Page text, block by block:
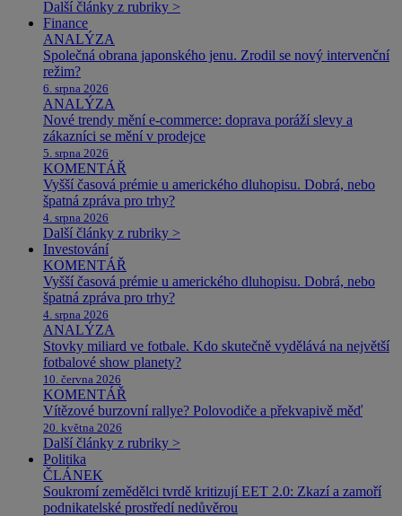
Další články z rubriky >
Finance
ANALÝZA
Společná obrana japonského jenu. Zrodil se nový intervenční
režim?
6. srpna 2026
ANALÝZA
Nové trendy mění e-commerce: doprava poráží slevy a
zákazníci se mění v prodejce
5. srpna 2026
KOMENTÁŘ
Vyšší časová prémie u amerického dluhopisu. Dobrá, nebo
špatná zpráva pro trhy?
4. srpna 2026
Další články z rubriky >
Investování
KOMENTÁŘ
Vyšší časová prémie u amerického dluhopisu. Dobrá, nebo
špatná zpráva pro trhy?
4. srpna 2026
ANALÝZA
Stovky miliard ve fotbale. Kdo skutečně vydělává na největší
fotbalové show planety?
10. června 2026
KOMENTÁŘ
Vítězové burzovní rallye? Polovodiče a překvapivě měď
20. května 2026
Další články z rubriky >
Politika
ČLÁNEK
Soukromí zemědělci tvrdě kritizují EET 2.0: Zkazí a zamoří
podnikatelské prostředí nedůvěrou